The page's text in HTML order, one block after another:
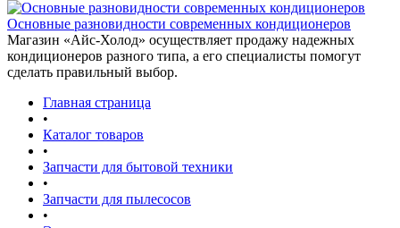
Основные разновидности современных кондиционеров
Магазин «Айс-Холод» осуществляет продажу надежных
кондиционеров разного типа, а его специалисты помогут
сделать правильный выбор.
Главная страница
•
Каталог товаров
•
Запчасти для бытовой техники
•
Запчасти для пылесосов
•